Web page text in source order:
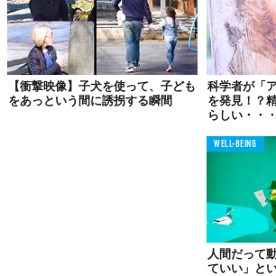
これは、南アフリカ在住の映像プロデューサ
んの愛犬「ペガサス」の成長記録です。彼の
クヤードブリーダー”とは、しっかりした交
ず、利益目的で繁殖を行うブリーダーを意味
は言うならば、その犠牲として生まれてきた
わずか90秒ほどにまとめられた動画ですが、
ビーのように深く心に残る時間を与えてくれ
ランナーの上を歩くペガサスの姿に、あなた
【衝撃映像】子犬を使って、子ども
をあっという間に誘拐する瞬間
科学者が「
を発見！？
らしい・・・
WELL-BEING
人間だって
ていい」と